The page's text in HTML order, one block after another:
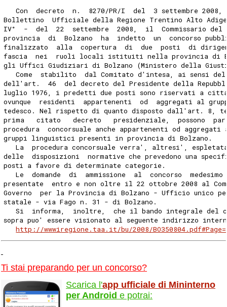
Con  decreto  n.  8270/PR/I  del  3 settembre 2008,
Bollettino  Ufficiale della Regione Trentino Alto
IV°  -  del  22  settembre  2008,  il  Commissario del
provincia  di  Bolzano  ha  indetto  un  concorso
finalizzato  alla  copertura  di  due  posti  di
fascia  nei  ruoli locali istituiti nella provincia di
gli Uffici Giudiziari di Bolzano (Ministero della
Come  stabilito  dal Comitato d'intesa, ai sensi
dell'art.  46  del decreto del Presidente della
luglio 1976, i predetti due posti sono riservati a
ovunque  residenti  appartenenti  od  aggregati al
tedesco. Nel rispetto di quanto disposto dall'art. 8,
prima   citato   decreto   presidenziale,  possono
procedura  concorsuale anche appartenenti od
gruppi linguistici presenti in provincia di Bolzano.
La  procedura concorsuale verra', altresi',
delle  disposizioni  normative che prevedono una
posti a favore di determinate categorie.
Le  domande  di  ammissione  al  concorso  medesimo
presentate  entro e non oltre il 22 ottobre 2008 al
Governo  per la Provincia di Bolzano - Ufficio unico
statale - via Fago n. 31 - di Bolzano.
Si  informa,  inoltre,  che il bando integrale del
sopra puo' essere visionato al seguente indirizzo
http://wwwiregione.taa.it/bu/2008/
Ti stai preparando per un concorso?
Scarica l'app ufficiale di Mininterno
per Android e potrai: